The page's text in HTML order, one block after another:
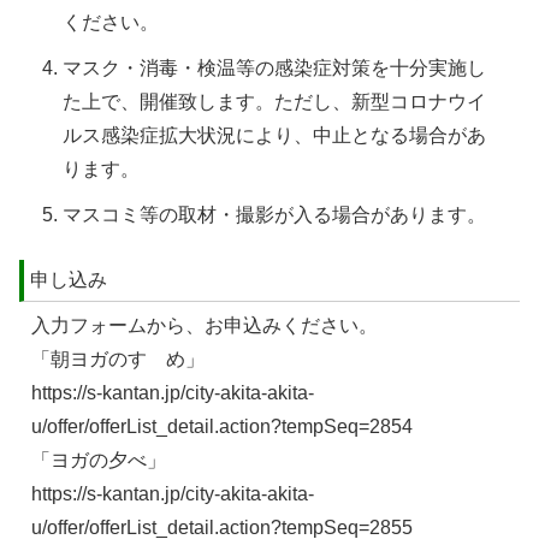
ください。
マスク・消毒・検温等の感染症対策を十分実施し
た上で、開催致します。ただし、新型コロナウイ
ルス感染症拡大状況により、中止となる場合があ
ります。
マスコミ等の取材・撮影が入る場合があります。
申し込み
入力フォームから、お申込みください。
「朝ヨガのすゝめ」
https://s-kantan.jp/city-akita-akita-
u/offer/offerList_detail.action?tempSeq=2854
「ヨガの夕べ」
https://s-kantan.jp/city-akita-akita-
u/offer/offerList_detail.action?tempSeq=2855